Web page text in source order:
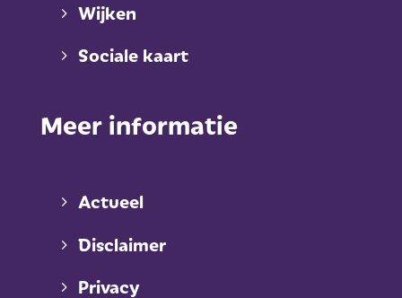
Wijken
Sociale kaart
Meer informatie
Actueel
Disclaimer
Privacy